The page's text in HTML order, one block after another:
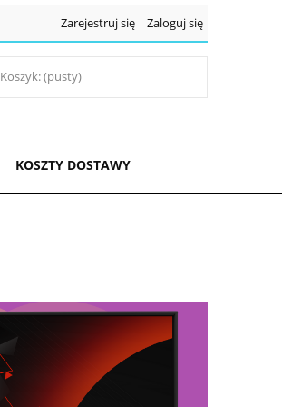
Zarejestruj się Zaloguj się
Koszyk:(pusty)
KOSZTY DOSTAWY